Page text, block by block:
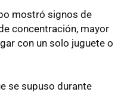
mostró signos de
concentración, mayor
con un solo juguete o
se supuso durante